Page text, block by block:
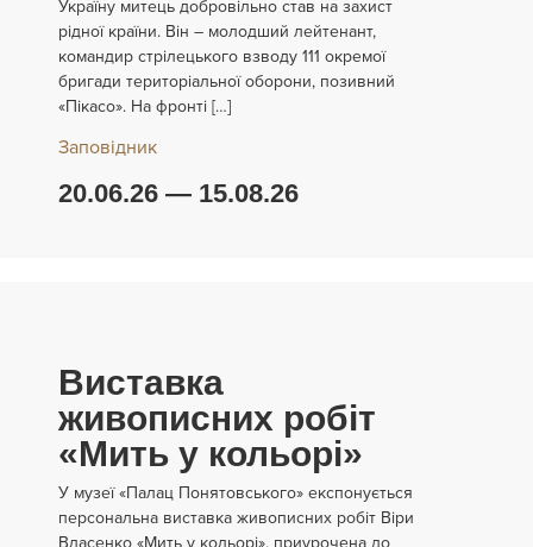
Україну митець добровільно став на захист
рідної країни. Він – молодший лейтенант,
командир стрілецького взводу 111 окремої
бригади територіальної оборони, позивний
«Пікасо». На фронті […]
Заповідник
20.06.26 — 15.08.26
Виставка
живописних робіт
«Мить у кольорі»
У музеї «Палац Понятовського» експонується
персональна виставка живописних робіт Віри
Власенко «Мить у кольорі», приурочена до